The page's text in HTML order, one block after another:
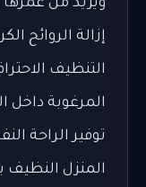
ويزيد من عمرها
إزالة الروائح الكريهة
التنظيف
المرغوبة داخل
توفير الراحة
المنزل النظيف